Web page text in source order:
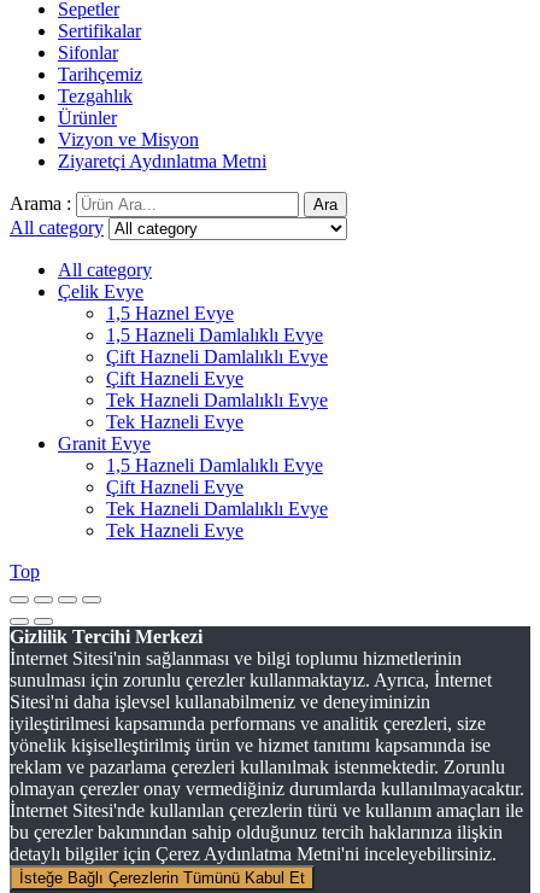
Sepetler
Sertifikalar
Sifonlar
Tarihçemiz
Tezgahlık
Ürünler
Vizyon ve Misyon
Ziyaretçi Aydınlatma Metni
Arama : Ara
All category
All category
Çelik Evye
1,5 Haznel Evye
1,5 Hazneli Damlalıklı Evye
Çift Hazneli Damlalıklı Evye
Çift Hazneli Evye
Tek Hazneli Damlalıklı Evye
Tek Hazneli Evye
Granit Evye
1,5 Hazneli Damlalıklı Evye
Çift Hazneli Evye
Tek Hazneli Damlalıklı Evye
Tek Hazneli Evye
Top
Gizlilik Tercihi Merkezi
İnternet Sitesi'nin sağlanması ve bilgi toplumu hizmetlerinin
sunulması için zorunlu çerezler kullanmaktayız. Ayrıca, İnternet
Sitesi'ni daha işlevsel kullanabilmeniz ve deneyiminizin
iyileştirilmesi kapsamında performans ve analitik çerezleri, size
yönelik kişiselleştirilmiş ürün ve hizmet tanıtımı kapsamında ise
reklam ve pazarlama çerezleri kullanılmak istenmektedir. Zorunlu
olmayan çerezler onay vermediğiniz durumlarda kullanılmayacaktır.
İnternet Sitesi'nde kullanılan çerezlerin türü ve kullanım amaçları ile
bu çerezler bakımından sahip olduğunuz tercih haklarınıza ilişkin
detaylı bilgiler için Çerez Aydınlatma Metni'ni inceleyebilirsiniz.
İsteğe Bağlı Çerezlerin Tümünü Kabul Et